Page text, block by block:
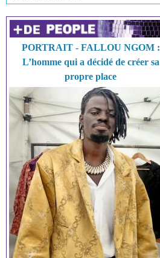
PORTRAIT - FALLOU NGOM :
L’homme qui a décidé de créer sa
propre place